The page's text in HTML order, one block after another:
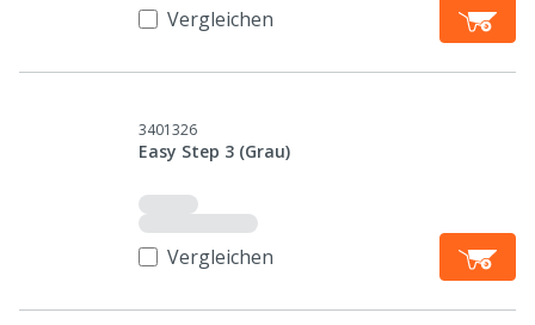
Vergleichen
3401326
Easy Step 3 (Grau)
Vergleichen